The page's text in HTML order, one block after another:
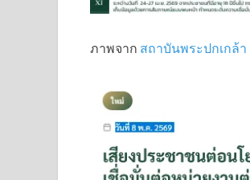
ภาพจาก สถาบันพระปกเกล้า